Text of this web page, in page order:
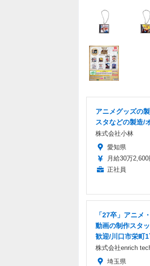
アニメグッズの
スタなどの製造/
株式会社小林
愛知県
月給30万
正社員
「27卒」アニメ
動画の制作スタ
歓迎/川口市栄町1
株式会社enrich
埼玉県